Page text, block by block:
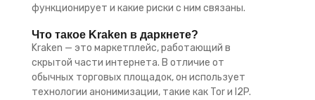
функционирует и какие риски с ним связаны.
Что такое Kraken в даркнете?
Kraken — это маркетплейс, работающий в
скрытой части интернета. В отличие от
обычных торговых площадок, он использует
технологии анонимизации, такие как Tor и I2P.